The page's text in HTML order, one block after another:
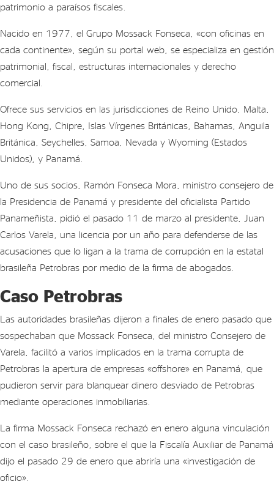
patrimonio a paraísos fiscales.
Nacido en 1977, el Grupo Mossack Fonseca, «con oficinas en
cada continente», según su portal web, se especializa en gestión
patrimonial, fiscal, estructuras internacionales y derecho
comercial.
Ofrece sus servicios en las jurisdicciones de Reino Unido, Malta,
Hong Kong, Chipre, Islas Vírgenes Británicas, Bahamas, Anguila
Británica, Seychelles, Samoa, Nevada y Wyoming (Estados
Unidos), y Panamá.
Uno de sus socios, Ramón Fonseca Mora, ministro consejero de
la Presidencia de Panamá y presidente del oficialista Partido
Panameñista, pidió el pasado 11 de marzo al presidente, Juan
Carlos Varela, una licencia por un año para defenderse de las
acusaciones que lo ligan a la trama de corrupción en la estatal
brasileña Petrobras por medio de la firma de abogados.
Caso Petrobras
Las autoridades brasileñas dijeron a finales de enero pasado que
sospechaban que Mossack Fonseca, del ministro Consejero de
Varela, facilitó a varios implicados en la trama corrupta de
Petrobras la apertura de empresas «offshore» en Panamá, que
pudieron servir para blanquear dinero desviado de Petrobras
mediante operaciones inmobiliarias.
La firma Mossack Fonseca rechazó en enero alguna vinculación
con el caso brasileño, sobre el que la Fiscalía Auxiliar de Panamá
dijo el pasado 29 de enero que abriría una «investigación de
oficio».